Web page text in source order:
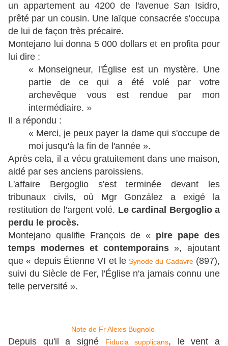
un appartement au 4200 de l'avenue San Isidro,
prêté par un cousin. Une laïque consacrée s'occupa
de lui de façon très précaire.
Montejano lui donna 5 000 dollars et en profita pour
lui dire :
« Monseigneur, l'Église est un mystère. Une
partie de ce qui a été volé par votre
archevêque vous est rendue par mon
intermédiaire. »
Il a répondu :
« Merci, je peux payer la dame qui s'occupe de
moi jusqu'à la fin de l'année ».
Après cela, il a vécu gratuitement dans une maison,
aidé par ses anciens paroissiens.
L'affaire Bergoglio s'est terminée devant les
tribunaux civils, où Mgr González a exigé la
restitution de l'argent volé. Le cardinal Bergoglio a
perdu le procès.
Montejano qualifie François de « pire pape des
temps modernes et contemporains», ajoutant
que « depuis Étienne VI et leSynode du Cadavre(897),
suivi du Siècle de Fer, l'Église n'a jamais connu une
telle perversité ».
Note de Fr Alexis Bugnolo
Depuis qu'il a signé Fiducia supplicans, le vent a